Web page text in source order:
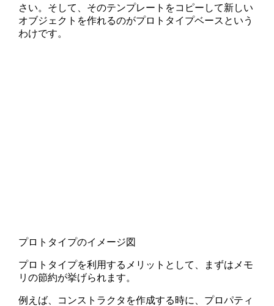
さい。そして、そのテンプレートをコピーして新しい
オブジェクトを作れるのがプロトタイプベースという
わけです。
プロトタイプのイメージ図
プロトタイプを利用するメリットとして、まずはメモ
リの節約が挙げられます。
例えば、コンストラクタを作成する時に、プロパティ